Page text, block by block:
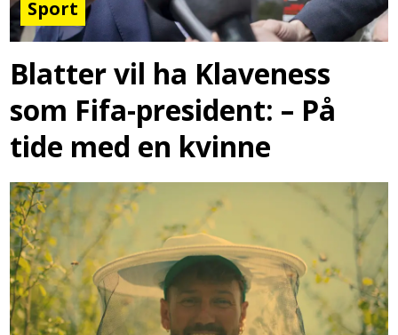
Sport
Blatter vil ha Klaveness
som Fifa-president: – På
tide med en kvinne